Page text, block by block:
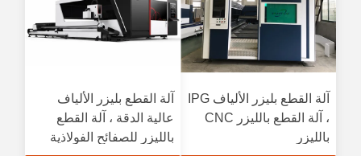
آلة القطع بليزر الألياف IPG
، آلة القطع بالليزر CNC
بالليزر
آلة القطع بليزر الألياف
عالية الدقة ، آلة القطع
بالليزر للصفائح الفولاذية